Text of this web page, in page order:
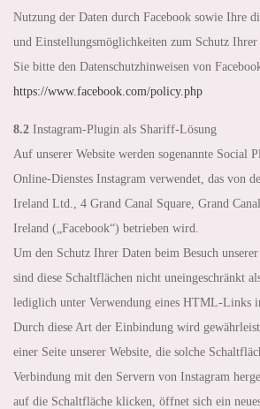
Nutzung der Daten durch Facebook sowie Ihre
und Einstellungsmöglichkeiten zum Schutz Ihrer
Sie bitte den Datenschutzhinweisen von
https://www.facebook.com/policy.php
8.2 Instagram-Plugin als Shariff-Lösung
Auf unserer Website werden sogenannte Social
Online-Dienstes Instagram verwendet, das von
Ireland Ltd., 4 Grand Canal Square, Grand
Ireland („Facebook“) betrieben wird.
Um den Schutz Ihrer Daten beim Besuch unserer
sind diese Schaltflächen nicht uneingeschränkt
lediglich unter Verwendung eines HTML-Links
Durch diese Art der Einbindung wird
einer Seite unserer Website, die solche
Verbindung mit den Servern von Instagram
auf die Schaltfläche klicken, öffnet sich ein